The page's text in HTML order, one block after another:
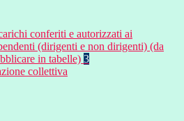
conferiti e autorizzati ai
(dirigenti e non dirigenti) (da
in tabelle) 3
collettiva